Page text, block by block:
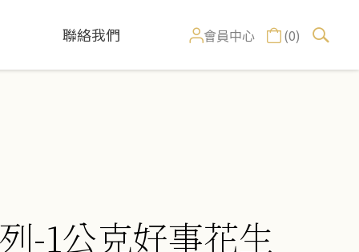
聯絡我們 會員中心 (0)
-1公克好事花生